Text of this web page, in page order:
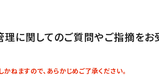
理に関してのご質問やご指摘を
ねますので、あらかじめご了承ください。